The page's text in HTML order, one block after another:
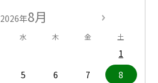
2026年8月
水 木 金 土
1
5 6 7
8